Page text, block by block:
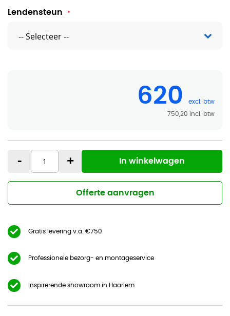
Lendensteun
620
750,20
- + In winkelwagen
Offerte aanvragen
Gratis levering v.a. €750
Professionele bezorg- en montageservice
Inspirerende showroom in Haarlem